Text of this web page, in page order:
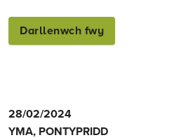
Darllenwch fwy
YMa,
Pontypridd:
28/02/2024
YMA, PONTYPRIDD